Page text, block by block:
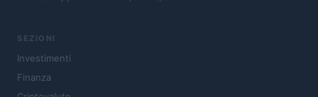
SEZIONI
Investimenti
Finanza